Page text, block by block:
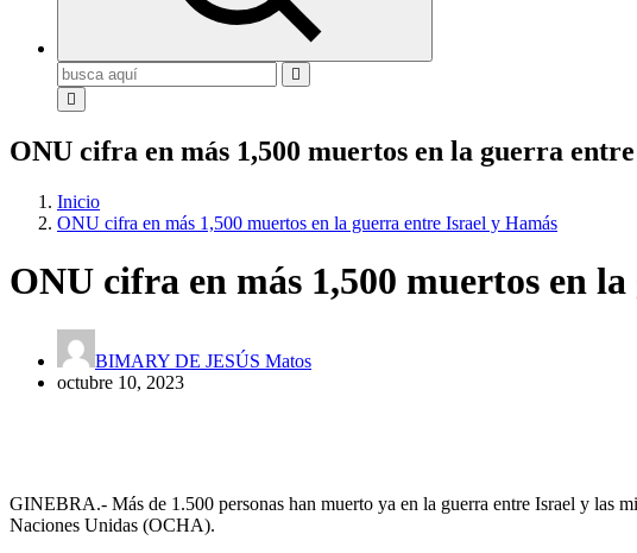
Buscar:
ONU cifra en más 1,500 muertos en la guerra
Inicio
ONU cifra en más 1,500 muertos en la guerra entre Israel y Hamás
ONU cifra en más 1,500 muertos en
BIMARY DE JESÚS Matos
octubre 10, 2023
GINEBRA.- Más de 1.500 personas han muerto ya en la guerra entre Israel y las
Naciones Unidas (OCHA).